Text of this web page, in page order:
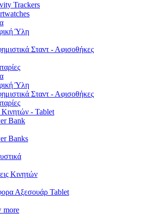
Trackers
Ύλη
Σταντ - Αφισοθήκες
Ύλη
Σταντ - Αφισοθήκες
- Tablet
Bank
Banks
Κινητών
Αξεσουάρ Tablet
more